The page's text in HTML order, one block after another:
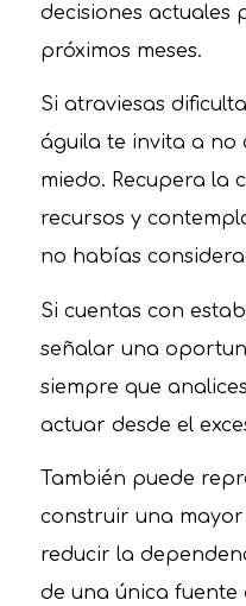
decisiones actuales
próximos meses.
Si atraviesas
águila te invita a
miedo. Recupera la
recursos y
no habías
Si cuentas con
señalar una
siempre que
actuar desde el
También puede
construir una
reducir la
de una única fuente